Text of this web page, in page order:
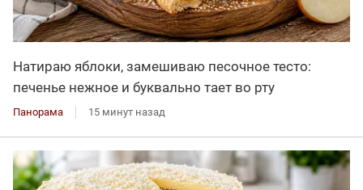
Натираю яблоки, замешиваю песочное тесто:
печенье нежное и буквально тает во рту
Панорама 15 минут назад